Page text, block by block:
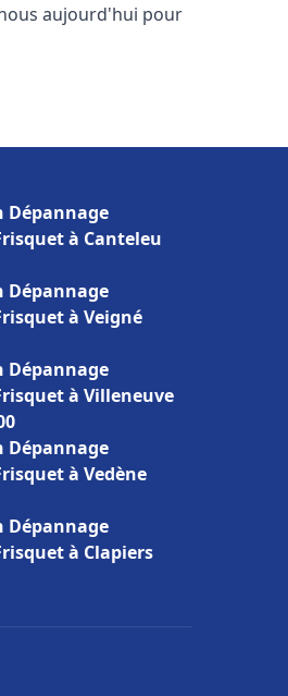
aujourd'hui pour
à Canteleu
à Veigné
à Villeneuve
à Vedène
à Clapiers